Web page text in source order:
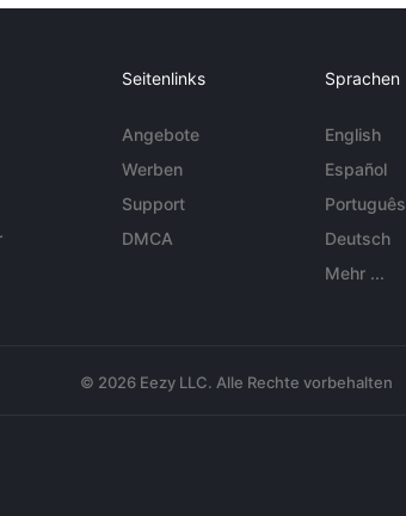
Seitenlinks
Angebote
Werben
Support
DMCA
Sprachen
English
Español
Português
Deutsch
Mehr ...
© 2026 Eezy LLC. Alle Rechte vorbehalten